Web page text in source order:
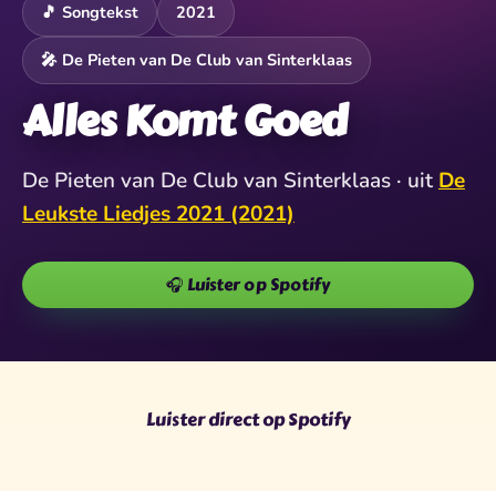
✦
✶
★
✧
✦
✶
★
✧
✦✶
★
✧
🎵 Songtekst 2021
🎤 De Pieten van De Club van Sinterklaas
Alles Komt Goed
De Pieten van De Club van Sinterklaas · uit De
Leukste Liedjes 2021 (2021)
🎧 Luister op Spotify
Luister direct op Spotify